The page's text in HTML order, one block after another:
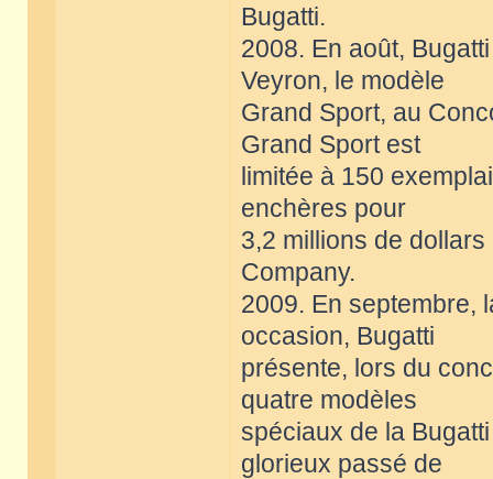
Bugatti.
2008. En août,
Veyron, le modèle
Grand Sport, au
Grand Sport est
limitée à 150
enchères pour
3,2 millions de
Company.
2009. En septembre,
occasion, Bugatti
présente, lors du
quatre modèles
spéciaux de la
glorieux passé de